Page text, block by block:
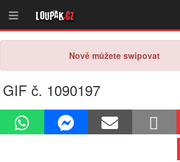
Loupak.cz
Nově můžete swipovat
GIF č. 1090197